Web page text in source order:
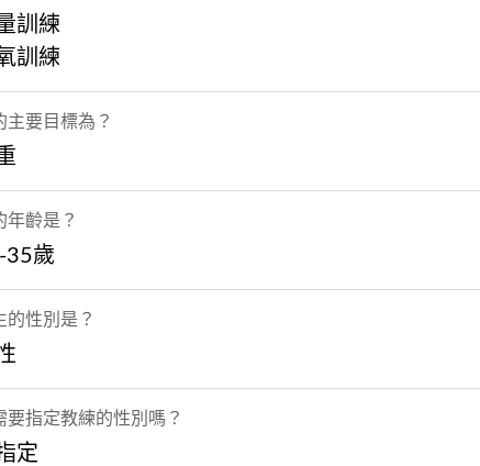
訓練
訓練
主要目標為？
年齡是？
35歲
的性別是？
要指定教練的性別嗎？
定